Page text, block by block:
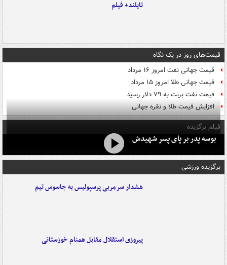
تایلند+ فیلم
قیمت‌های روز در یک نگاه
قیمت جهانی نفت امروز ۱۶ مرداد
قیمت جهانی طلا امروز ۱۵ مرداد
قیمت نفت برنت به ۷۹ دلار رسید
افزایش قیمت طلا و نقره جهانی
فیلم برگزیده
بوسه‌ پدر بر پای پسر شهیدش
برگزیده ورزشی
هشدار سرمربی پرسپولیس به جاسوس تیم
پیروزی استقلال مقابل همنام خوزستانی